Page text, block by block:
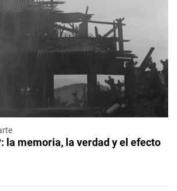
la memoria, la verdad y el efecto